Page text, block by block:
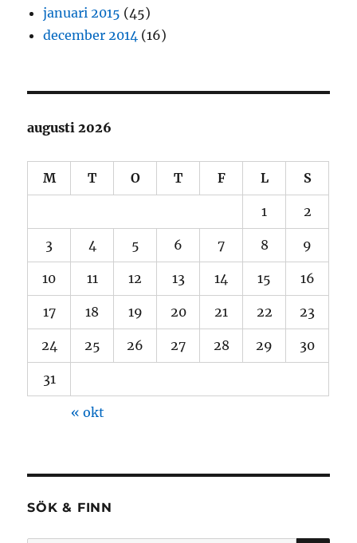
januari 2015 (45)
december 2014 (16)
augusti 2026
M T O T F L S
1 2
3 4 5 6 7 8 9
10 11 12 13 14 15 16
17 18 19 20 21 22 23
24 25 26 27 28 29 30
31
« okt
SÖK & FINN